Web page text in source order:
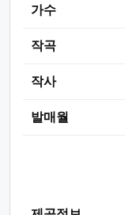
가수
작곡
작사
발매월